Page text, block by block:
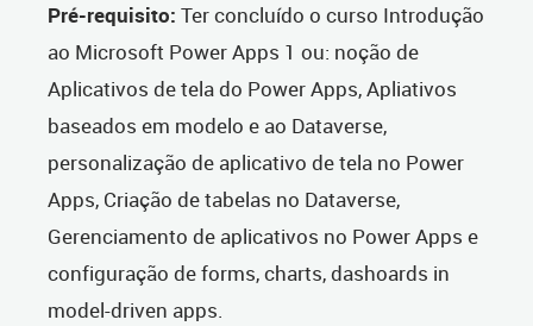
Pré-requisito: Ter concluído o curso Introdução
ao Microsoft Power Apps 1 ou: noção de
Aplicativos de tela do Power Apps, Apliativos
baseados em modelo e ao Dataverse,
personalização de aplicativo de tela no Power
Apps, Criação de tabelas no Dataverse,
Gerenciamento de aplicativos no Power Apps e
configuração de forms, charts, dashoards in
model-driven apps.